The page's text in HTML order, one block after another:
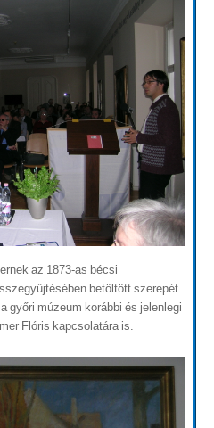
az 1873-as bécsi
betöltött szerepét
győri múzeum korábbi és jelenlegi
Flóris kapcsolatára is.